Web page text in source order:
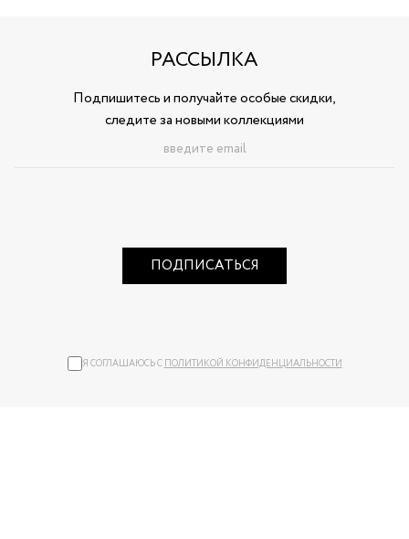
РАССЫЛКА
Подпишитесь и получайте особые скидки,
следите за новыми коллекциями
ПОДПИСАТЬСЯ
Я СОГЛАШАЮСЬ С ПОЛИТИКОЙ КОНФИДЕНЦИАЛЬНОСТИ